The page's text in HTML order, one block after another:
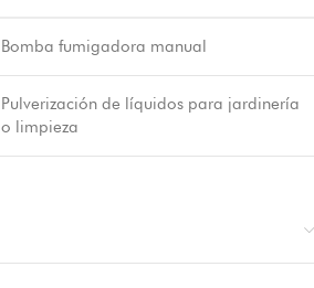
Bomba fumigadora manual
Pulverización de líquidos para jardinería
o limpieza